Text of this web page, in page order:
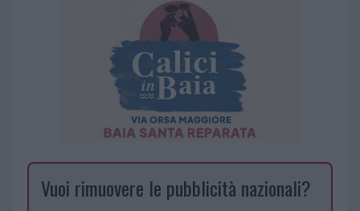
Vuoi rimuovere le pubblicità nazionali?